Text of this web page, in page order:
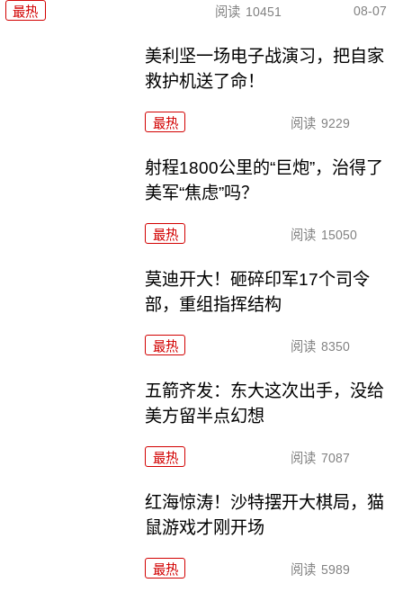
最热 阅读 10451 08-07
美利坚一场电子战演习，把自家
救护机送了命！
最热 阅读 9229
射程1800公里的“巨炮”，治得了
美军“焦虑”吗？
最热 阅读 15050
莫迪开大！砸碎印军17个司令
部，重组指挥结构
最热 阅读 8350
五箭齐发：东大这次出手，没给
美方留半点幻想
最热 阅读 7087
红海惊涛！沙特摆开大棋局，猫
鼠游戏才刚开场
最热 阅读 5989